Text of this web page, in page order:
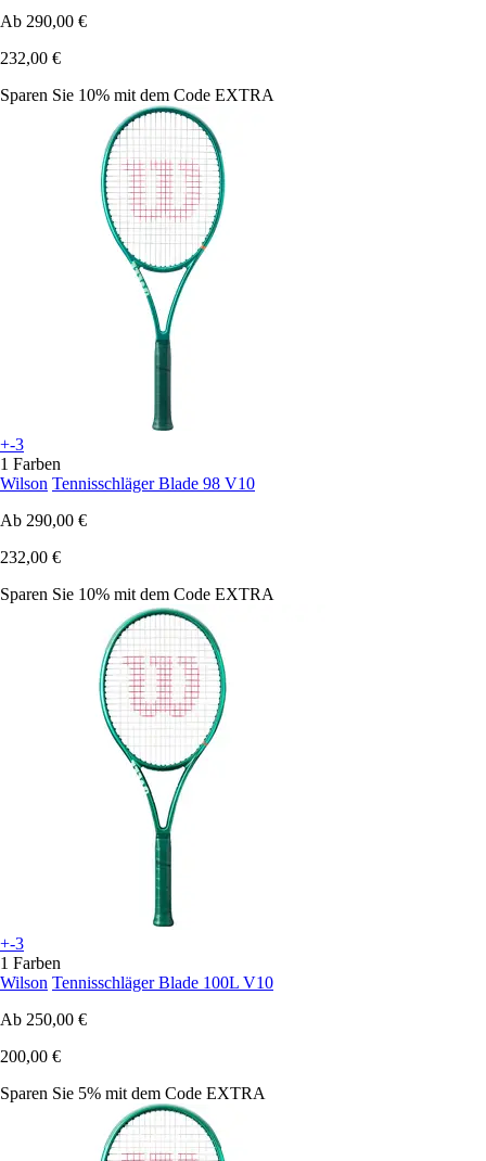
Ab 290,00 €
232,00 €
Sparen Sie 10% mit dem Code EXTRA
+-3
1 Farben
Wilson Tennisschläger Blade 98 V10
Ab 290,00 €
232,00 €
Sparen Sie 10% mit dem Code EXTRA
+-3
1 Farben
Wilson Tennisschläger Blade 100L V10
Ab 250,00 €
200,00 €
Sparen Sie 5% mit dem Code EXTRA